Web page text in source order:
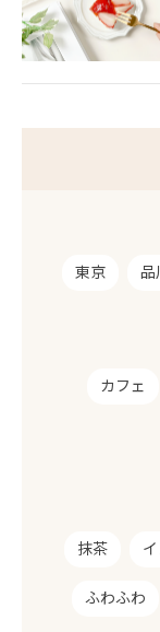
東京 品
カフェ
抹茶
ふわふわ